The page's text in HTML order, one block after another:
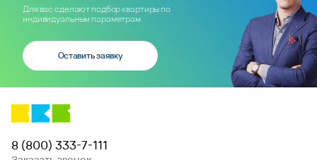
Для вас сделают подбор квартиры по
индивидуальным параметрам
Оставить заявку
8 (800) 333-7-111